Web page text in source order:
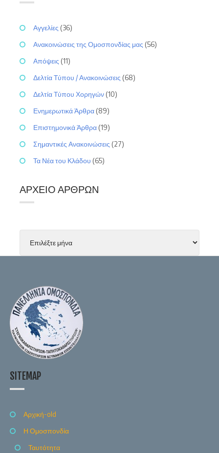
Αγγελίες (36)
Ανακοινώσεις της Ομοσπονδίας μας (56)
Απόψεις (11)
Δελτία Τύπου / Ανακοινώσεις (68)
Δελτία Τύπου Χορηγών (10)
Ενημερωτικά Άρθρα (89)
Επιστημονικά Άρθρα (19)
Σημαντικές Ανακοινώσεις (27)
Τα Νέα του Κλάδου (65)
ΑΡΧΕΊΟ ΆΡΘΡΩΝ
SITEMAP
Αρχική-old
Η Ομοσπονδία
Ταυτότητα